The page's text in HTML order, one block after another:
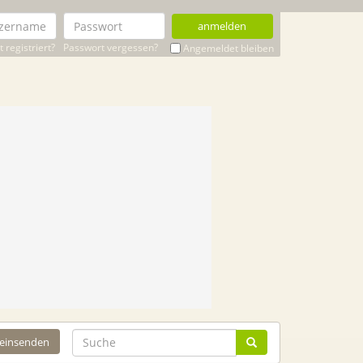
anmelden
registriert? Passwort vergessen? Angemeldet bleiben